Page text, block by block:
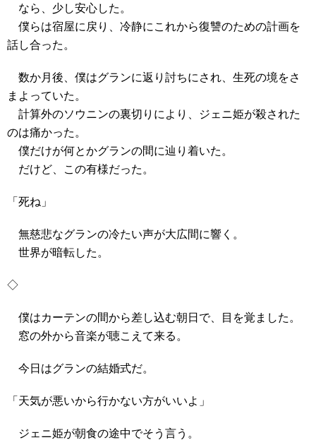
なら、少し安心した。
僕らは宿屋に戻り、冷静にこれから復讐のための計画を
話し合った。
数か月後、僕はグランに返り討ちにされ、生死の境をさ
まよっていた。
計算外のソウニンの裏切りにより、ジェニ姫が殺された
のは痛かった。
僕だけが何とかグランの間に辿り着いた。
だけど、この有様だった。
「死ね」
無慈悲なグランの冷たい声が大広間に響く。
世界が暗転した。
◇
僕はカーテンの間から差し込む朝日で、目を覚ました。
窓の外から音楽が聴こえて来る。
今日はグランの結婚式だ。
「天気が悪いから行かない方がいいよ」
ジェニ姫が朝食の途中でそう言う。